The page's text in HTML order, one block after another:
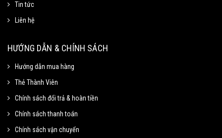
Tin tức
Liên hệ
HƯỚNG DẪN & CHÍNH SÁCH
Hướng dẫn mua hàng
Thẻ Thành Viên
Chính sách đổi trả & hoàn tiền
Chính sách thanh toán
Chính sách vận chuyển
Mã Giảm Giá
trang thanh toán.
250k.
Hạn sử dung: 31/09/2020